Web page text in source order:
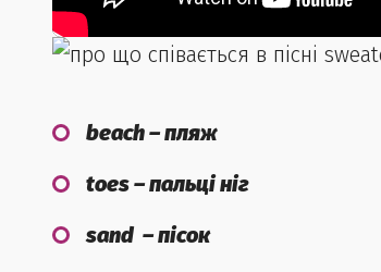
beach – пляж
toes – пальці ніг
sand – пісок